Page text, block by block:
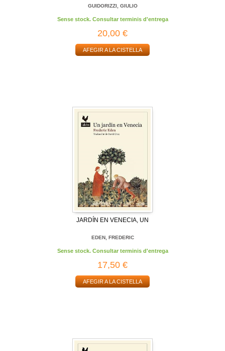
GUIDORIZZI, GIULIO
Sense stock. Consultar terminis d'entrega
20,00 €
AFEGIR A LA CISTELLA
JARDÍN EN VENECIA, UN
EDEN, FREDERIC
Sense stock. Consultar terminis d'entrega
17,50 €
AFEGIR A LA CISTELLA